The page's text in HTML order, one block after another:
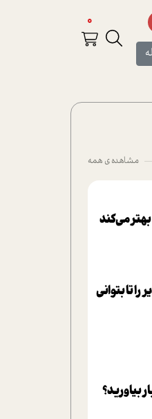
0
مشاهده ی همه
می‌کند
را تا بتواني
بیاورید؟